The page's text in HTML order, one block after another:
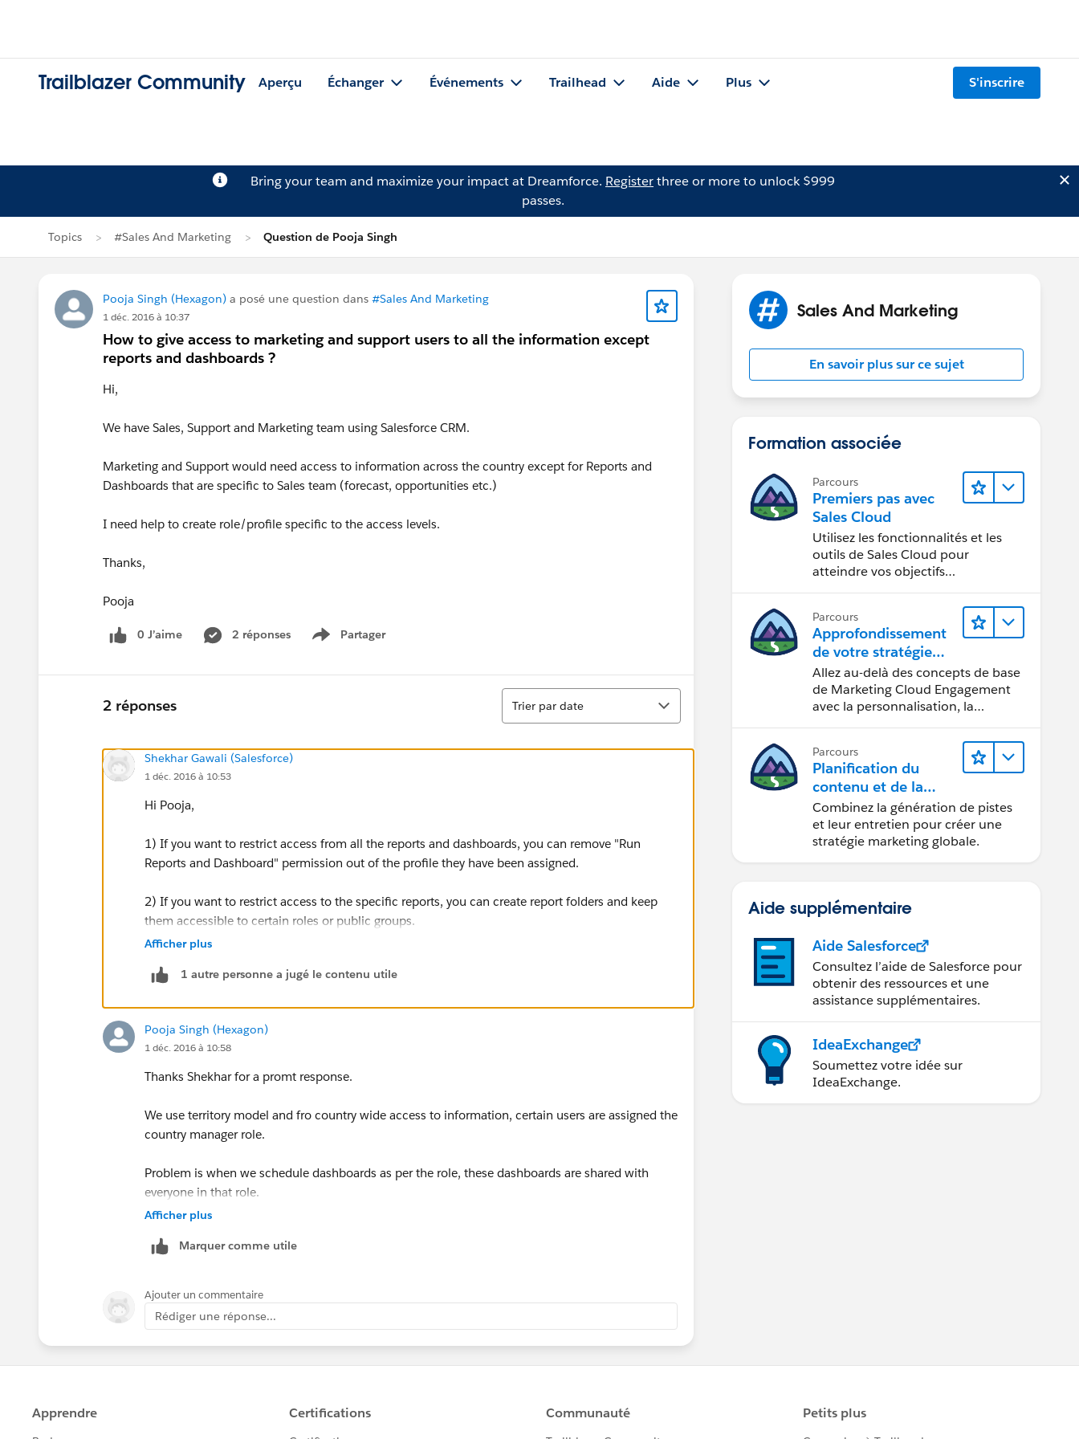
Trailblazer Community Aperçu Échanger Événements Trailhead Aide Plus S'inscrire
Bring your team and maximize your impact at Dreamforce. Registerthree or more to unlock $999
passes.
Topics #Sales And Marketing Question de Pooja Singh
Pooja Singh (Hexagon) a posé une question dans #Sales And Marketing
1 déc. 2016 à 10:37
How to give access to marketing and support users to all the information except
reports and dashboards ?
Hi,
We have Sales, Support and Marketing team using Salesforce CRM.
Marketing and Support would need access to information across the country except for Reports and
Dashboards that are specific to Sales team (forecast, opportunities etc.)
I need help to create role/profile specific to the access levels.
Thanks,
Pooja
0 J’aime 2 réponses Partager
Show menu
2 réponses
Tri
Trier par date
Shekhar Gawali (Salesforce)
1 déc. 2016 à 10:53
Hi Pooja,
1) If you want to restrict access from all the reports and dashboards, you can remove "Run
Reports and Dashboard" permission out of the profile they have been assigned.
2) If you want to restrict access to the specific reports, you can create report folders and keep
them accessible to certain roles or public groups.
objects you want to share with them. I am assuming that the sharing model for those objects
Regards,
Shekhar
Afficher plus
1 autre personne a jugé le contenu utile
Pooja Singh (Hexagon)
1 déc. 2016 à 10:58
Thanks Shekhar for a promt response.
We use territory model and fro country wide access to information, certain users are assigned the
country manager role.
Problem is when we schedule dashboards as per the role, these dashboards are shared with
everyone in that role.
Afficher plus
Marquer comme utile
Ajouter un commentaire
Rédiger une réponse...
Sales And Marketing
En savoir plus sur ce sujet
Formation associée
Parcours
Premiers pas avec
Sales Cloud
Utilisez les fonctionnalités et les
outils de Sales Cloud pour
atteindre vos objectifs
Parcours
Approfondissement
de votre stratégie
marketing
Allez au-delà des concepts de base
de Marketing Cloud Engagement
avec la personnalisation, la
Parcours
Planification du
contenu et de la
stratégie marketing
avec
Marketing Cloud
Account Engagemen
Combinez la génération de pistes
et leur entretien pour créer une
stratégie marketing globale.
Aide supplémentaire
Aide Salesforce
Consultez l’aide de Salesforce pour
obtenir des ressources et une
assistance supplémentaires.
IdeaExchange
Soumettez votre idée sur
IdeaExchange.